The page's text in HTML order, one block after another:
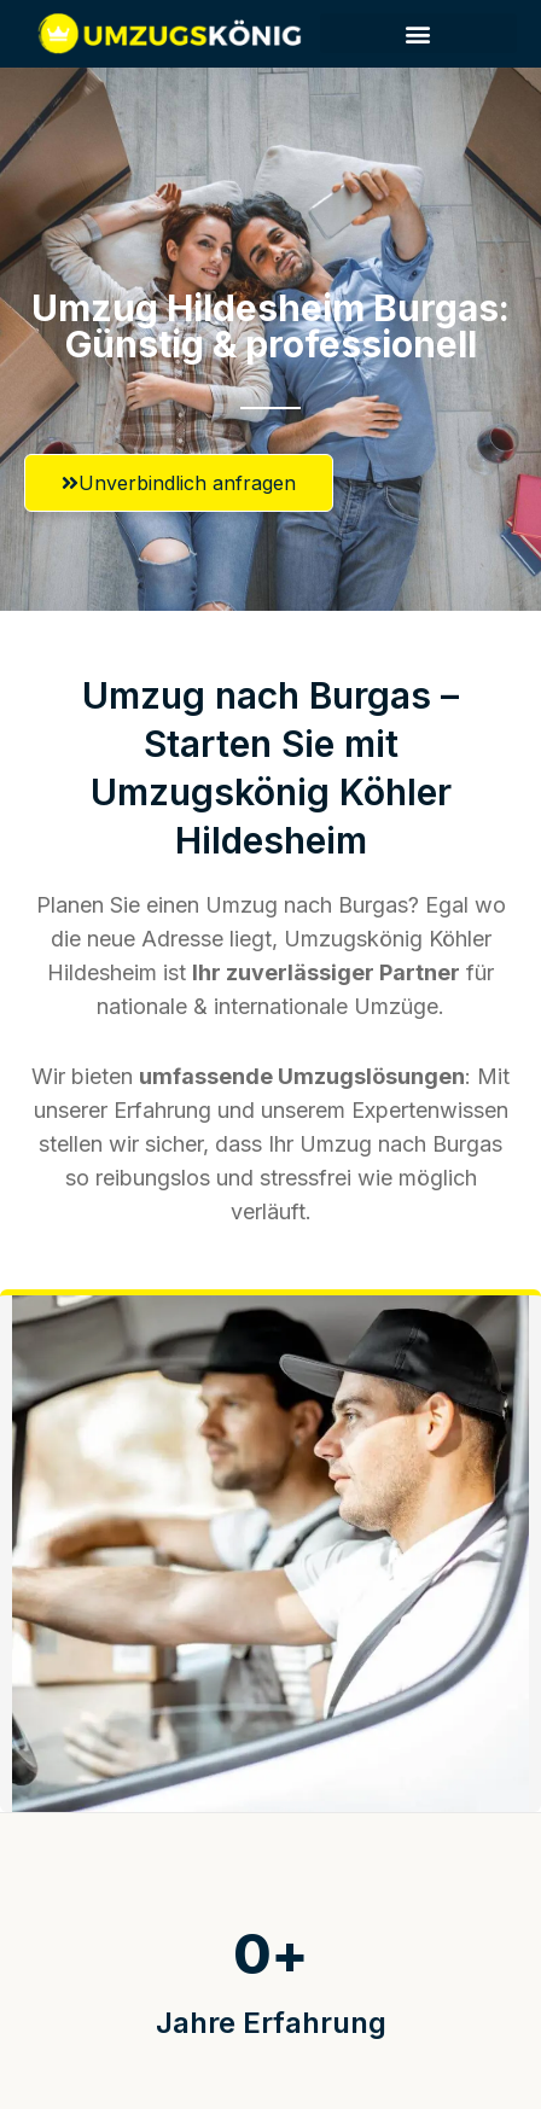
Umzug Hildesheim​ Burgas:
Günstig & professionell​
Unverbindlich anfragen
Umzug nach Burgas –
Starten Sie mit
Umzugskönig Köhler
Hildesheim
Planen Sie einen Umzug nach Burgas? Egal wo
die neue Adresse liegt, Umzugskönig Köhler
Hildesheim ist Ihr zuverlässiger Partner für
nationale & internationale Umzüge.
Wir bieten umfassende Umzugslösungen: Mit
unserer Erfahrung und unserem Expertenwissen
stellen wir sicher, dass Ihr Umzug nach Burgas
so reibungslos und stressfrei wie möglich
verläuft.
Jahre Erfahrung
0+